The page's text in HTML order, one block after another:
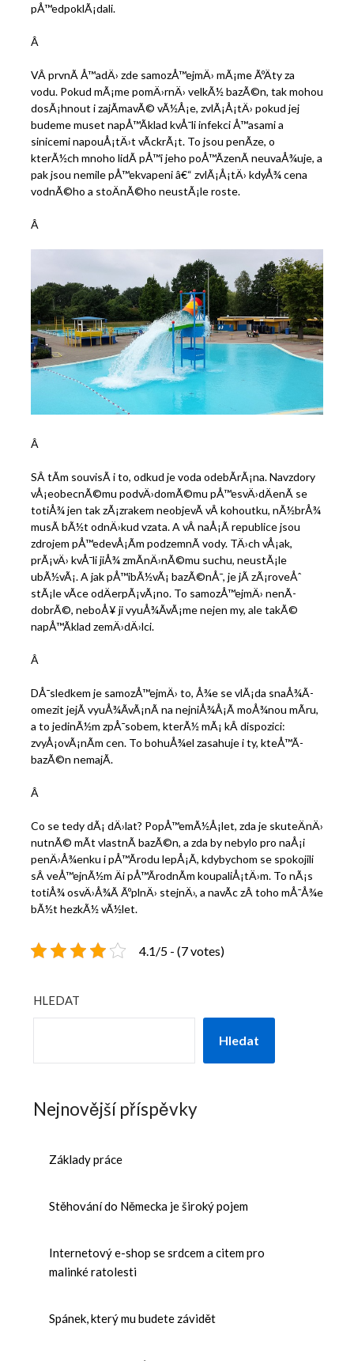
pÅ™edpoklÃ¡dali.
Â
VÂ prvnÃ­ Å™adÄ› zde samozÅ™ejmÄ› mÃ¡me ÃºÄty za
vodu. Pokud mÃ¡me pomÄ›rnÄ› velkÃ½ bazÃ©n, tak mohou
dosÃ¡hnout i zajÃ­mavÃ© vÃ½Å¡e, zvlÃ¡Å¡tÄ› pokud jej
budeme muset napÅ™Ã­klad kvÅ¯li infekci Å™asami a
sinicemi napouÅ¡tÄ›t vÃ­ckrÃ¡t. To jsou penÃ­ze, o
kterÃ½ch mnoho lidÃ­ pÅ™i jeho poÅ™Ã­zenÃ­ neuvaÅ¾uje, a
pak jsou nemile pÅ™ekvapeni â€“ zvlÃ¡Å¡tÄ› kdyÅ¾ cena
vodnÃ©ho a stoÄnÃ©ho neustÃ¡le roste.
Â
Â
SÂ tÃ­m souvisÃ­ i to, odkud je voda odebÃ­rÃ¡na. Navzdory
vÅ¡eobecnÃ©mu podvÄ›domÃ©mu pÅ™esvÄ›dÄenÃ­ se
totiÅ¾ jen tak zÃ¡zrakem neobjevÃ­ vÂ kohoutku, nÃ½brÅ¾
musÃ­ bÃ½t odnÄ›kud vzata. A vÂ naÅ¡Ã­ republice jsou
zdrojem pÅ™edevÅ¡Ã­m podzemnÃ­ vody. TÄ›ch vÅ¡ak,
prÃ¡vÄ› kvÅ¯li jiÅ¾ zmÃ­nÄ›nÃ©mu suchu, neustÃ¡le
ubÃ½vÃ¡. A jak pÅ™ibÃ½vÃ¡ bazÃ©nÅ¯, je jÃ­ zÃ¡roveÅˆ
stÃ¡le vÃ­ce odÄerpÃ¡vÃ¡no. To samozÅ™ejmÄ› nenÃ­
dobrÃ©, neboÅ¥ ji vyuÅ¾Ã­vÃ¡me nejen my, ale takÃ©
napÅ™Ã­klad zemÄ›dÄ›lci.
Â
DÅ¯sledkem je samozÅ™ejmÄ› to, Å¾e se vlÃ¡da snaÅ¾Ã­
omezit jejÃ­ vyuÅ¾Ã­vÃ¡nÃ­ na nejniÅ¾Å¡Ã­ moÅ¾nou mÃ­ru,
a to jedinÃ½m zpÅ¯sobem, kterÃ½ mÃ¡ kÂ dispozici:
zvyÅ¡ovÃ¡nÃ­m cen. To bohuÅ¾el zasahuje i ty, kteÅ™Ã­
bazÃ©n nemajÃ­.
Â
Co se tedy dÃ¡ dÄ›lat? PopÅ™emÃ½Å¡let, zda je skuteÄnÄ›
nutnÃ© mÃ­t vlastnÃ­ bazÃ©n, a zda by nebylo pro naÅ¡i
penÄ›Å¾enku i pÅ™Ã­rodu lepÅ¡Ã­, kdybychom se spokojili
sÂ veÅ™ejnÃ½m Äi pÅ™Ã­rodnÃ­m koupaliÅ¡tÄ›m. To nÃ¡s
totiÅ¾ osvÄ›Å¾Ã­ ÃºplnÄ› stejnÄ›, a navÃ­c zÂ toho mÅ¯Å¾e
bÃ½t hezkÃ½ vÃ½let.
4.1/5 - (7 votes)
HLEDAT
Hledat
Nejnovější příspěvky
Základy práce
Stěhování do Německa je široký pojem
Internetový e-shop se srdcem a citem pro
malinké ratolesti
Spánek, který mu budete závidět